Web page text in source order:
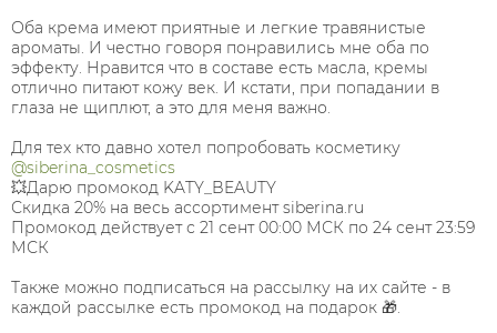
Оба крема имеют приятные и легкие травянистые
ароматы. И честно говоря понравились мне оба по
эффекту. Нравится что в составе есть масла, кремы
отлично питают кожу век. И кстати, при попадании в
глаза не щиплют, а это для меня важно.
Для тех кто давно хотел попробовать косметику
@siberina_cosmetics
💥Дарю промокод KATY_BEAUTY
Скидка 20% на весь ассортимент siberina.ru
Промокод действует с 21 сент 00:00 МСК по 24 сент 23:59
МСК
Также можно подписаться на рассылку на их сайте - в
каждой рассылке есть промокод на подарок 🎁.